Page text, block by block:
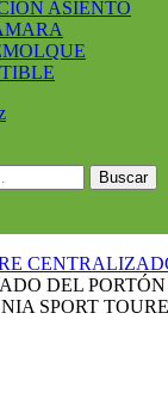
ASIENTO
Buscar
DEL
SPORT